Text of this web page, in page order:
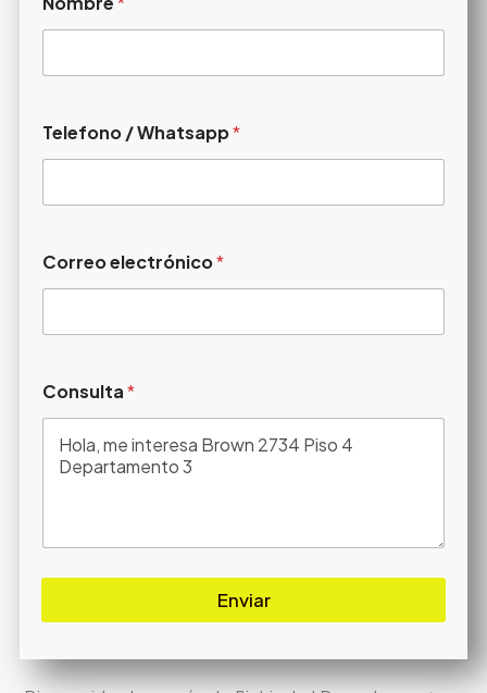
Telefono / Whatsapp*
Correo electrónico*
Consulta*
Enviar